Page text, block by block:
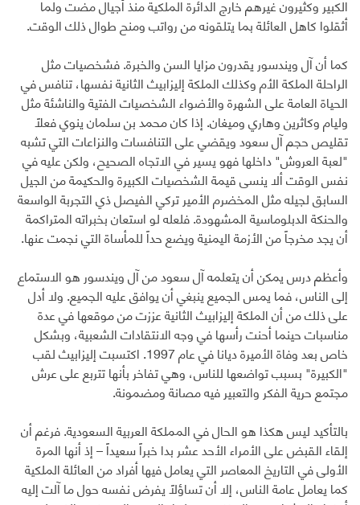
الكبير وكثيرون غيرهم خارج الدائرة الملكية منذ أجيال مضت ولما
أثقلوا كاهل العائلة بما يتلقونه من رواتب ومنح طوال ذلك الوقت.
كما أن آل ويندسور يقدرون مزايا السن والخبرة. فشخصيات مثل
الراحلة الملكة الأم وكذلك الملكة إليزابيث الثانية نفسها، تنافس في
الحياة العامة على الشهرة والأضواء الشخصيات الفتية والناشئة مثل
وليام وكاثرين وهاري وميغان. إذا كان محمد بن سلمان ينوي فعلاً
تقليص حجم آل سعود ويقضي على التنافسات والنزاعات التي تشبه
"لعبة العروش" داخلها فهو يسير في الاتجاه الصحيح، ولكن عليه في
نفس الوقت ألا ينسى قيمة الشخصيات الكبيرة والحكيمة من الجيل
السابق لجيله مثل المخضرم الأمير تركي الفيصل ذي التجربة الواسعة
والحنكة الدبلوماسية المشهودة. فلعله لو استعان بخبراته المتراكمة
أن يجد مخرجاً من الأزمة اليمنية ويضع حداً للمأساة التي نجمت عنها.
وأعظم درس يمكن أن يتعلمه آل سعود من آل ويندسور هو الاستماع
إلى الناس، فما يمس الجميع ينبغي أن يوافق عليه الجميع. ولا أدل
على ذلك من أن الملكة إليزابيث الثانية عززت من موقعها في عدة
مناسبات حينما أحنت رأسها في وجه الانتقادات الشعبية، وبشكل
خاص بعد وفاة الأميرة ديانا في عام 1997. اكتسبت إليزابيث لقب
"الكبيرة" بسبب تواضعها للناس، وهي تفاخر بأنها تتربع على عرش
مجتمع حرية الفكر والتعبير فيه مصانة ومضمونة.
بالتأكيد ليس هكذا هو الحال في المملكة العربية السعودية. فرغم أن
إلقاء القبض على الأمراء الأحد عشر بدا خبراً سعيداً – إذ أنها المرة
الأولى في التاريخ المعاصر التي يعامل فيها أفراد من العائلة الملكية
كما يعامل عامة الناس، إلا أن تساؤلاً يفرض نفسه حول ما آلت إليه